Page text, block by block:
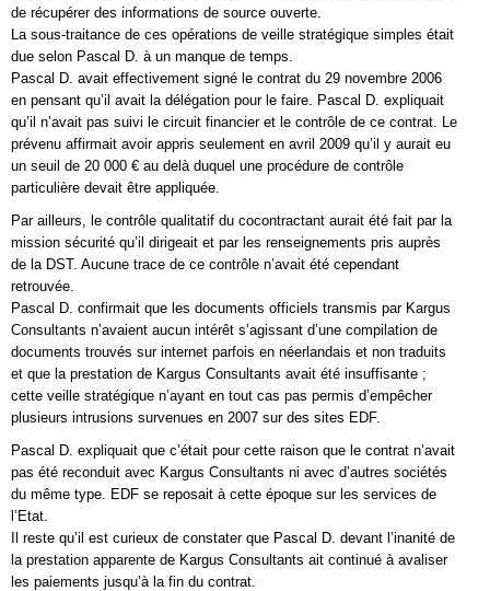
de récupérer des informations de source ouverte.
La sous-traitance de ces opérations de veille stratégique simples était
due selon Pascal D. à un manque de temps.
Pascal D. avait effectivement signé le contrat du 29 novembre 2006
en pensant qu’il avait la délégation pour le faire. Pascal D. expliquait
qu’il n’avait pas suivi le circuit financier et le contrôle de ce contrat. Le
prévenu affirmait avoir appris seulement en avril 2009 qu’il y aurait eu
un seuil de 20 000 € au delà duquel une procédure de contrôle
particulière devait être appliquée.
Par ailleurs, le contrôle qualitatif du cocontractant aurait été fait par la
mission sécurité qu’il dirigeait et par les renseignements pris auprès
de la DST. Aucune trace de ce contrôle n’avait été cependant
retrouvée.
Pascal D. confirmait que les documents officiels transmis par Kargus
Consultants n’avaient aucun intérêt s’agissant d’une compilation de
documents trouvés sur internet parfois en néerlandais et non traduits
et que la prestation de Kargus Consultants avait été insuffisante ;
cette veille stratégique n’ayant en tout cas pas permis d’empêcher
plusieurs intrusions survenues en 2007 sur des sites EDF.
Pascal D. expliquait que c’était pour cette raison que le contrat n’avait
pas été reconduit avec Kargus Consultants ni avec d’autres sociétés
du même type. EDF se reposait à cette époque sur les services de
l’Etat.
Il reste qu’il est curieux de constater que Pascal D. devant l’inanité de
la prestation apparente de Kargus Consultants ait continué à avaliser
les paiements jusqu’à la fin du contrat.